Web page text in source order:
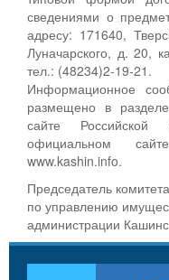
сведениями о
адресу: 171640,
Луначарского, д. 20,
тел.: (48234)2-19-21.
Информационное
размещено в
сайте Российской
официальном
www.kashin.info.
Председатель комитета
по управлению
администрации